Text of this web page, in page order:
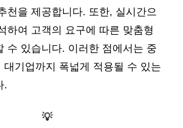
천을 제공합니다. 또한, 실시간으
하여 고객의 요구에 따른 맞춤형
수 있습니다. 이러한 점에서는 중
대기업까지 폭넓게 적용될 수 있는
.
💡